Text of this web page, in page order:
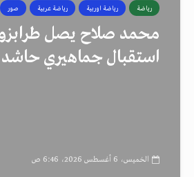
رياضة رياضة اوربية رياضة عربية صور
محمد صلاح يصل
استقبال جماهيري حاشد
الخميس، 6 أغسطس 2026، 6:46 ص